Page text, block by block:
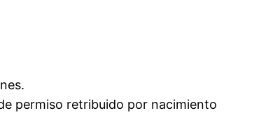
permiso retribuido por nacimiento